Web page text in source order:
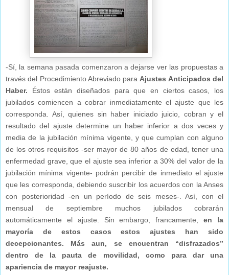
-Sí, la semana pasada comenzaron a dejarse ver las propuestas a
través del Procedimiento Abreviado para Ajustes Anticipados del
Haber. Éstos están diseñados para que en ciertos casos, los
jubilados comiencen a cobrar inmediatamente el ajuste que les
corresponda. Así, quienes sin haber iniciado juicio, cobran y el
resultado del ajuste determine un haber inferior a dos veces y
media de la jubilación mínima vigente, y que cumplan con alguno
de los otros requisitos -ser mayor de 80 años de edad, tener una
enfermedad grave, que el ajuste sea inferior a 30% del valor de la
jubilación mínima vigente- podrán percibir de inmediato el ajuste
que les corresponda, debiendo suscribir los acuerdos con la Anses
con posterioridad -en un período de seis meses-. Así, con el
mensual de septiembre muchos jubilados cobrarán
automáticamente el ajuste. Sin embargo, francamente,en la
mayoría de estos casos estos ajustes han sido
decepcionantes. Más aun, se encuentran “disfrazados”
dentro de la pauta de movilidad, como para dar una
apariencia de mayor reajuste.